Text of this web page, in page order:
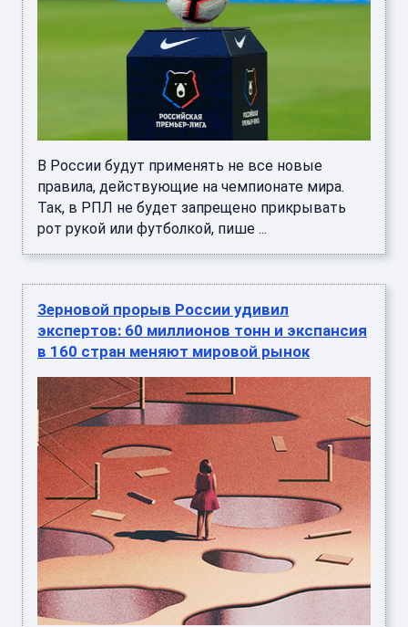
В России будут применять не все новые
правила, действующие на чемпионате мира.
Так, в РПЛ не будет запрещено прикрывать
рот рукой или футболкой, пише ...
Зерновой прорыв России удивил
экспертов: 60 миллионов тонн и экспансия
в 160 стран меняют мировой рынок